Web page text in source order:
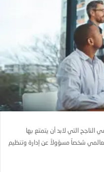
التي لابد أن يتمتع بها
شخصاً مسؤولاً عن إدارة وتنظيم